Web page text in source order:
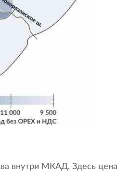
внутри МКАД. Здесь